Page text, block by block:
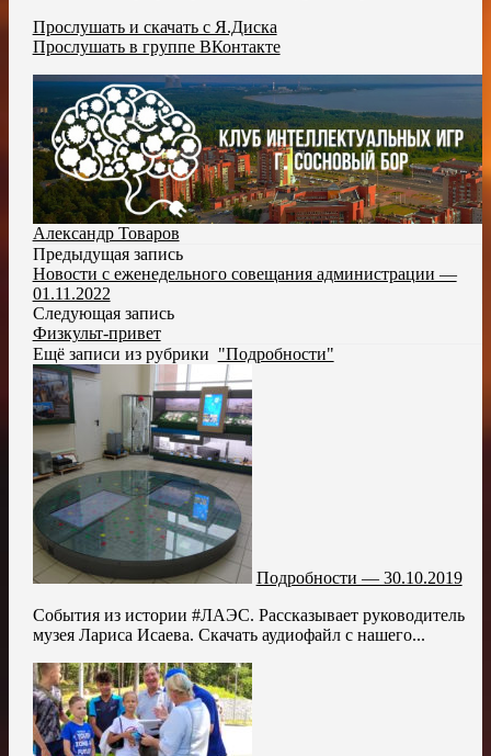
Прослушать и скачать с Я.Диска
Прослушать в группе ВКонтакте
Александр Товаров
Предыдущая запись
Новости с еженедельного совещания администрации —
01.11.2022
Следующая запись
Физкульт-привет
Ещё записи из рубрики "Подробности"
Подробности — 30.10.2019
События из истории #ЛАЭС. Рассказывает руководитель
музея Лариса Исаева. Скачать аудиофайл с нашего...